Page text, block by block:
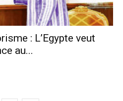
: L’Egypte veut
au...